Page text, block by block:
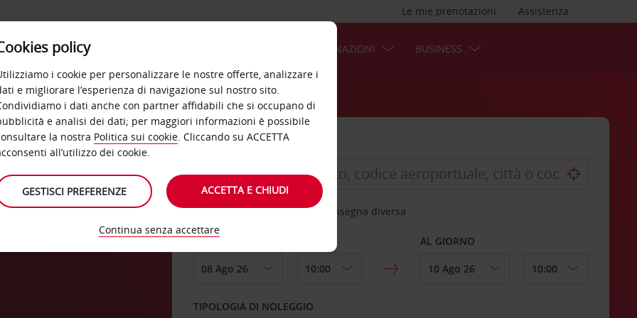
Assistenza
Le mie prenotazioni
OFFERTE DESTINAZIONI BUSINESS
Scegli una località di riconsegna diversa
DAL GIORNO AL GIORNO
TIPOLOGIA DI NOLEGGIO
policy
i cookie per personalizzare le nostre offerte, analizzare i
e migliorare l’esperienza di navigazione sul nostro sito.
i dati anche con partner affidabili che si occupano di
e analisi dei dati; per maggiori informazioni è possibile
la nostra Politica sui cookie. Cliccando su ACCETTA
all’utilizzo dei cookie.
GESTISCI PREFERENZE ACCETTA E CHIUDI
Continua senza accettare